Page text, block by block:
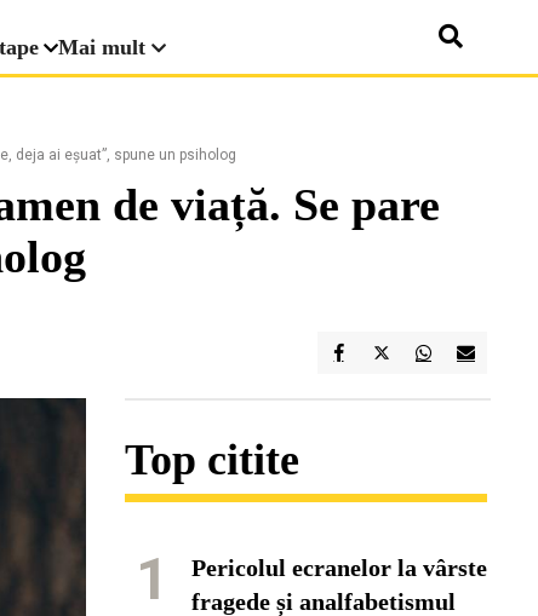
Mai mult
deja ai eșuat”, spune un psiholog
de viață. Se pare
Top citite
1
Pericolul ecranelor la vârste
fragede și analfabetismul